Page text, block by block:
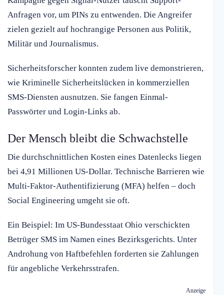
Anfragen vor, um PINs zu entwenden. Die Angreifer
zielen gezielt auf hochrangige Personen aus Politik,
Militär und Journalismus.
Sicherheitsforscher konnten zudem live demonstrieren,
wie Kriminelle Sicherheitslücken in kommerziellen
SMS-Diensten ausnutzen. Sie fangen Einmal-
Passwörter und Login-Links ab.
Der Mensch bleibt die Schwachstelle
Die durchschnittlichen Kosten eines Datenlecks liegen
bei 4,91 Millionen US-Dollar. Technische Barrieren wie
Multi-Faktor-Authentifizierung (MFA) helfen – doch
Social Engineering umgeht sie oft.
Ein Beispiel: Im US-Bundesstaat Ohio verschickten
Betrüger SMS im Namen eines Bezirksgerichts. Unter
Androhung von Haftbefehlen forderten sie Zahlungen
für angebliche Verkehrsstrafen.
Anzeige